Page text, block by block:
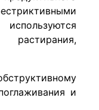
растирания,
и